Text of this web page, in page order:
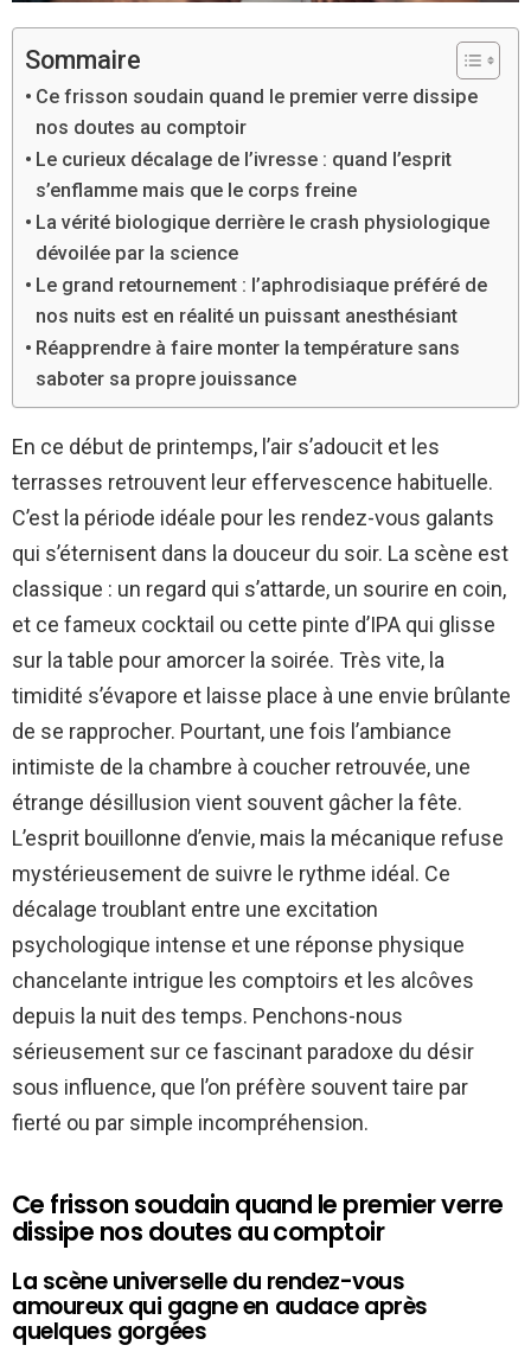
Sommaire
Ce frisson soudain quand le premier verre dissipe
nos doutes au comptoir
Le curieux décalage de l’ivresse : quand l’esprit
s’enflamme mais que le corps freine
La vérité biologique derrière le crash physiologique
dévoilée par la science
Le grand retournement : l’aphrodisiaque préféré de
nos nuits est en réalité un puissant anesthésiant
Réapprendre à faire monter la température sans
saboter sa propre jouissance
En ce début de printemps, l’air s’adoucit et les
terrasses retrouvent leur effervescence habituelle.
C’est la période idéale pour les rendez-vous galants
qui s’éternisent dans la douceur du soir. La scène est
classique : un regard qui s’attarde, un sourire en coin,
et ce fameux cocktail ou cette pinte d’IPA qui glisse
sur la table pour amorcer la soirée. Très vite, la
timidité s’évapore et laisse place à une envie brûlante
de se rapprocher. Pourtant, une fois l’ambiance
intimiste de la chambre à coucher retrouvée, une
étrange désillusion vient souvent gâcher la fête.
L’esprit bouillonne d’envie, mais la mécanique refuse
mystérieusement de suivre le rythme idéal. Ce
décalage troublant entre une excitation
psychologique intense et une réponse physique
chancelante intrigue les comptoirs et les alcôves
depuis la nuit des temps. Penchons-nous
sérieusement sur ce fascinant paradoxe du désir
sous influence, que l’on préfère souvent taire par
fierté ou par simple incompréhension.
Ce frisson soudain quand le premier verre
dissipe nos doutes au comptoir
La scène universelle du rendez-vous
amoureux qui gagne en audace après
quelques gorgées